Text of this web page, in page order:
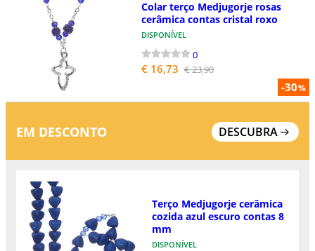
-30%
Colar terço Medjugorje rosas
cerâmica contas cristal roxo
DISPONÍVEL
0
€ 16,73 € 23,90
EM DESCONTO DESCUBRA
Terço Medjugorje cerâmica
cozida azul escuro contas 8
mm
DISPONÍVEL